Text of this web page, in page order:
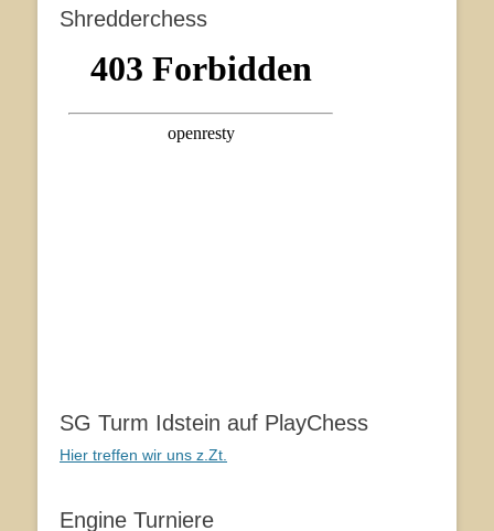
Shredderchess
SG Turm Idstein auf PlayChess
Hier treffen wir uns z.Zt.
Engine Turniere